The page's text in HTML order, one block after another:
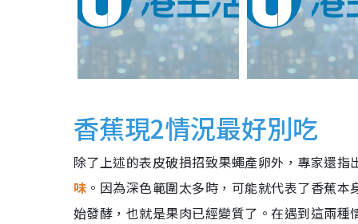
香蕉現2情況最好別吃
除了上述的表皮破損招致果蠅產卵外，專家還
味 。因為深色範圍太多時，可能就代表了香蕉
始發酵，也就是果肉已經變質了。在遇到這兩